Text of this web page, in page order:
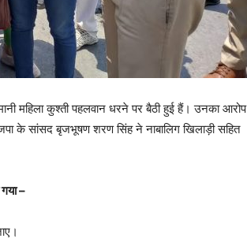
महिला कुश्ती पहलवान धरने पर बैठी हुई हैं। उनका आरोप
के सांसद बृजभूषण शरण सिंह ने नाबालिग खिलाड़ी सहित
–